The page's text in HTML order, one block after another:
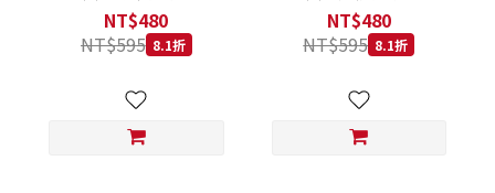
低穀鱈魚甜橙 小顆粒 800G
NT$480
NT$595 8.1折
羊肉藍莓 小顆粒 800G
NT$480
NT$595 8.1折